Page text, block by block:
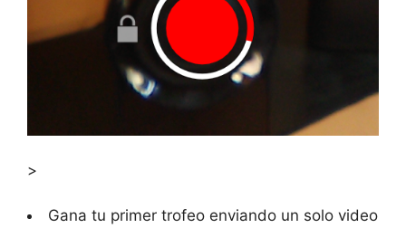
>
Gana tu primer trofeo enviando un solo video